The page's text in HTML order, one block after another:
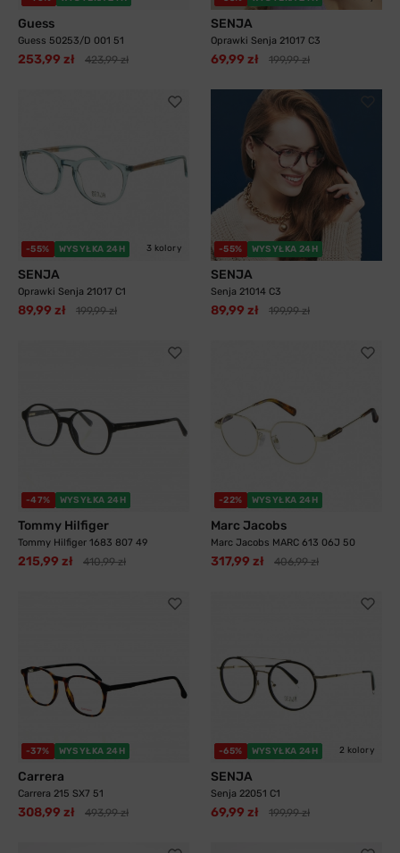
Guess
Guess 50253/D 001 51
253,99 zł 423,99 zł
SENJA
Oprawki Senja 21017 C3
69,99 zł 199,99 zł
-55% WYSYŁKA 24H 3 kolory
SENJA
Oprawki Senja 21017 C1
89,99 zł 199,99 zł
-55% WYSYŁKA 24H
SENJA
Senja 21014 C3
89,99 zł 199,99 zł
-47% WYSYŁKA 24H
Tommy Hilfiger
Tommy Hilfiger 1683 807 49
215,99 zł 410,99 zł
-22% WYSYŁKA 24H
Marc Jacobs
Marc Jacobs MARC 613 06J 50
317,99 zł 406,99 zł
-37% WYSYŁKA 24H
Carrera
Carrera 215 SX7 51
308,99 zł 493,99 zł
-65% WYSYŁKA 24H 2 kolory
SENJA
Senja 22051 C1
69,99 zł 199,99 zł